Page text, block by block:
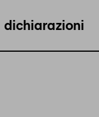
dichiarazioni